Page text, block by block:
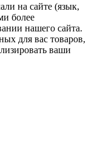
на сайте (язык,
более
нашего сайта.
для вас товаров,
ваши